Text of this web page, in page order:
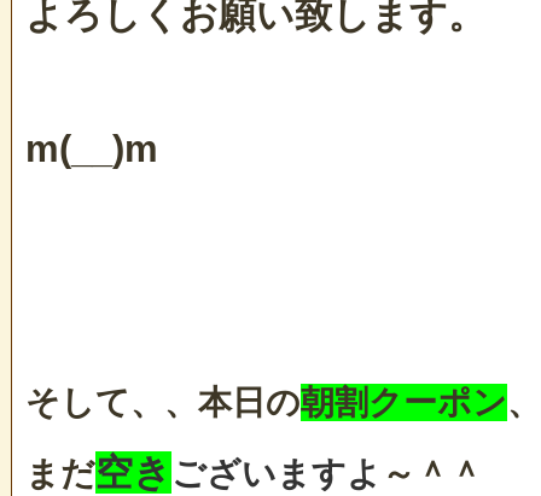
よろしくお願い致します。
m(__)m
そして、、本日の朝割クーポン、
まだ空き ございますよ ～＾＾